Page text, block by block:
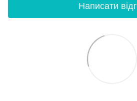
Написати